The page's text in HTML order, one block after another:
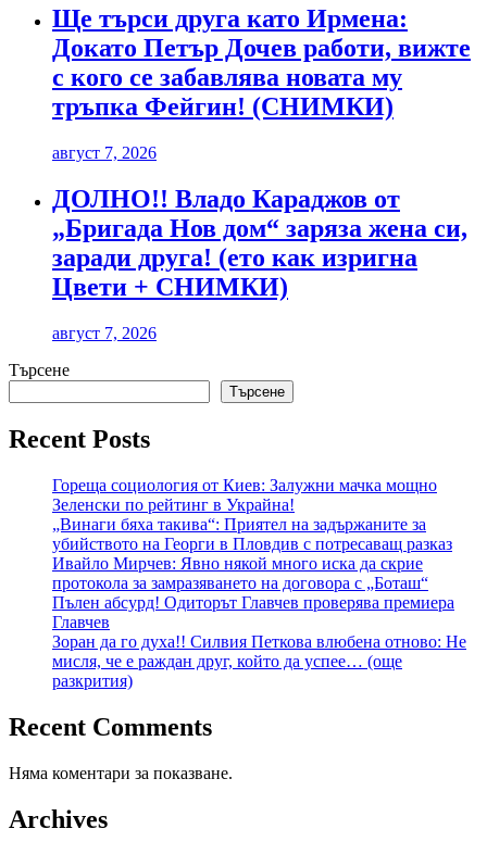
Ще търси друга като Ирмена:
Докато Петър Дочев работи, вижте
с кого се забавлява новата му
тръпка Фейгин! (СНИМКИ)
август 7, 2026
ДОЛНО!! Владо Караджов от
„Бригада Нов дом“ заряза жена си,
заради друга! (ето как изригна
Цвети + СНИМКИ)
август 7, 2026
Търсене
Търсене
Recent Posts
Гореща социология от Киев: Залужни мачка мощно
Зеленски по рейтинг в Украйна!
„Винаги бяха такива“: Приятел на задържаните за
убийството на Георги в Пловдив с потресаващ разказ
Ивайло Мирчев: Явно някой много иска да скрие
протокола за замразяването на договора с „Боташ“
Пълен абсурд! Одиторът Главчев проверява премиера
Главчев
Зоран да го духа!! Силвия Петкова влюбена отново: Не
мисля, че е раждан друг, който да успее… (още
разкрития)
Recent Comments
Няма коментари за показване.
Archives